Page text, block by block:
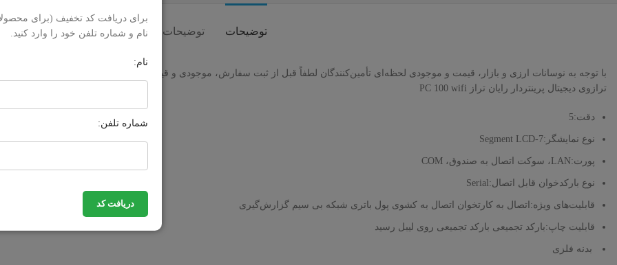
توضیحات توضیحات تکمیلی حمل و نقل کالا
با توجه به نوسانات ارزی و بازار، قیمت و موجودی لحظه‌ای تأمین‌کنندگان لطفاً قبل از ثبت سفارش، موجودی و قیمت را فقط از طریق پیام از شماره
ترازوی دیجیتال پرینتردار رایان تراز PC 100 wifi
دقت:5
نوع نمایشگر:7-Segment LCD
پورت:LAN، سوکت اتصال به صندوق، COM
نوع بارکدخوان قابل اتصال:Serial
قابلیت‌های ویژه:اتصال به کارتخوان اتصال به کشوی پول باتری شبکه بی سیم گزارش‌گیری
قابلیت چاپ:بارکد تجمیعی بارکد تجمیعی روی لیبل رسید
بدنه فلزی
برای دریافت کد تخفیف (برای
نام و شماره تلفن خود را وارد کنید.
نام:
شماره تلفن:
دریافت کد